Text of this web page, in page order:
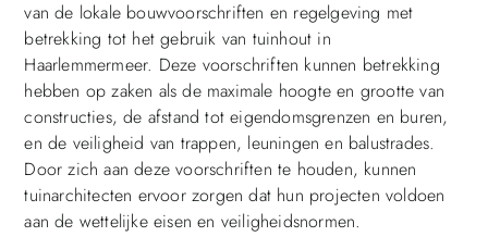
van de lokale bouwvoorschriften en regelgeving met
betrekking tot het gebruik van tuinhout in
Haarlemmermeer. Deze voorschriften kunnen betrekking
hebben op zaken als de maximale hoogte en grootte van
constructies, de afstand tot eigendomsgrenzen en buren,
en de veiligheid van trappen, leuningen en balustrades.
Door zich aan deze voorschriften te houden, kunnen
tuinarchitecten ervoor zorgen dat hun projecten voldoen
aan de wettelijke eisen en veiligheidsnormen.